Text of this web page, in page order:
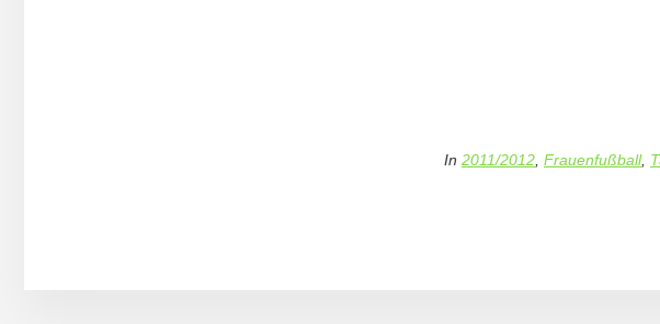
In 2011/2012 Frauenfußball,